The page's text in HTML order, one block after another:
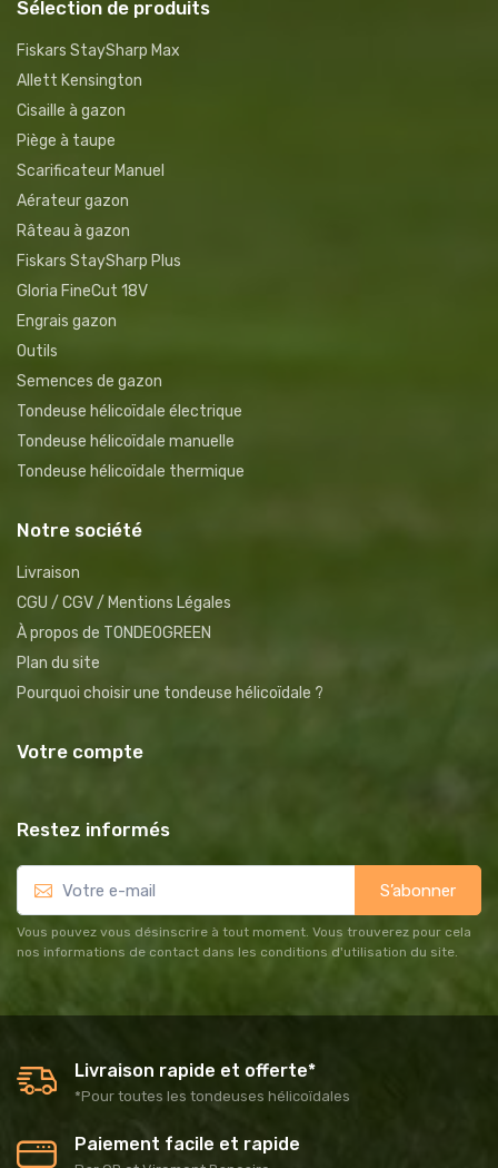
Sélection de produits
Fiskars StaySharp Max
Allett Kensington
Cisaille à gazon
Piège à taupe
Scarificateur Manuel
Aérateur gazon
Râteau à gazon
Fiskars StaySharp Plus
Gloria FineCut 18V
Engrais gazon
Outils
Semences de gazon
Tondeuse hélicoïdale électrique
Tondeuse hélicoïdale manuelle
Tondeuse hélicoïdale thermique
Notre société
Livraison
CGU / CGV / Mentions Légales
À propos de TONDEOGREEN
Plan du site
Pourquoi choisir une tondeuse hélicoïdale ?
Votre compte
Restez informés
S’abonner
Vous pouvez vous désinscrire à tout moment. Vous trouverez pour cela
nos informations de contact dans les conditions d'utilisation du site.
Livraison rapide et offerte*
*Pour toutes les tondeuses hélicoïdales
Paiement facile et rapide